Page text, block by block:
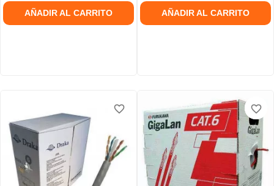
AÑADIR AL CARRITO AÑADIR AL CARRITO
favorite_border
favorite_border favorite_border
favorite_border